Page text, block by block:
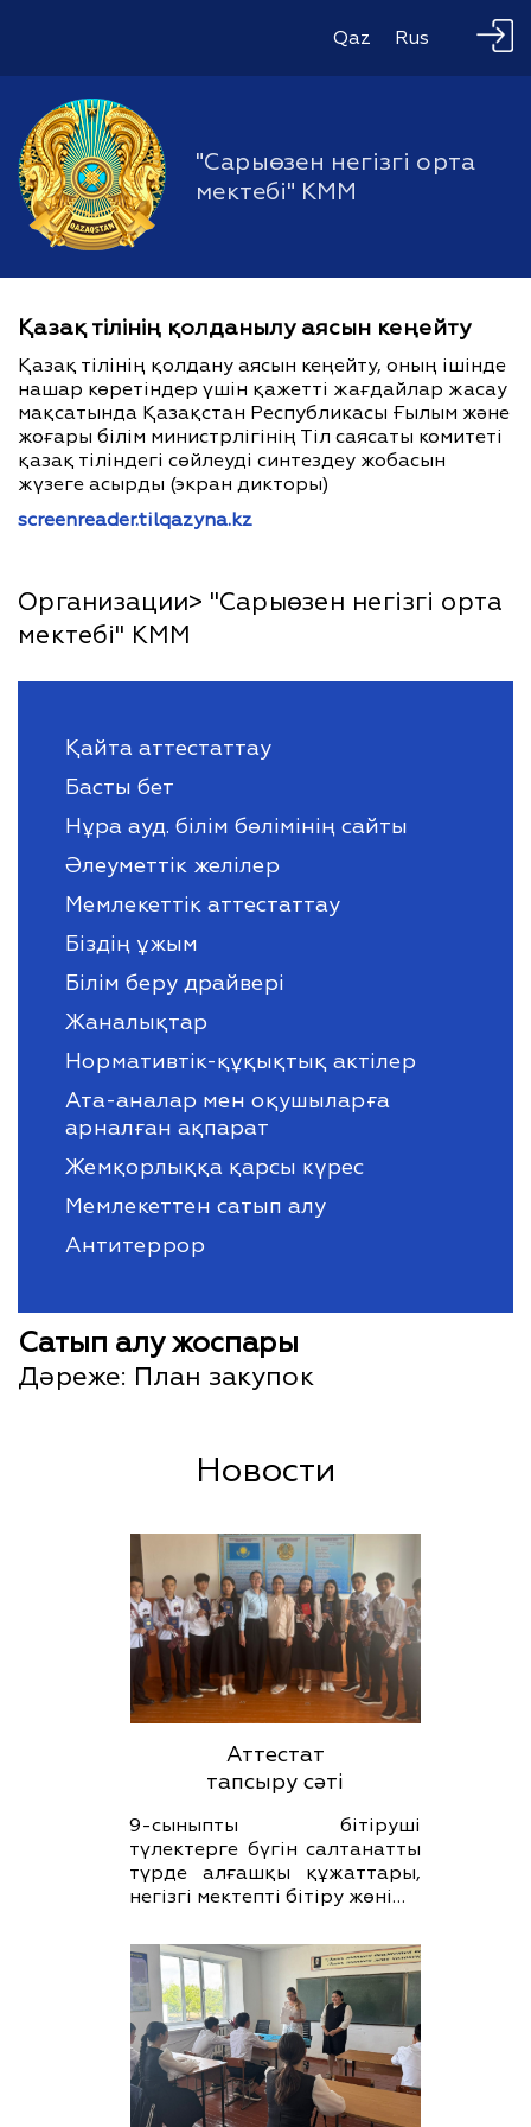
Qaz Rus
"Сарыөзен негізгі орта
мектебі" КММ
Қазақ тілінің қолданылу аясын кеңейту
Қазақ тілінің қолдану аясын кеңейту, оның ішінде
нашар көретіндер үшін қажетті жағдайлар жасау
мақсатында Қазақстан Республикасы Ғылым және
жоғары білім министрлігінің Тіл саясаты комитеті
қазақ тіліндегі сөйлеуді синтездеу жобасын
жүзеге асырды (экран дикторы)
screenreader.tilqazyna.kz
Организации> "Сарыөзен негізгі орта
мектебі" КММ
Қайта аттестаттау
Басты бет
Нұра ауд. білім бөлімінің сайты
Әлеуметтік желілер
Мемлекеттік аттестаттау
Біздің ұжым
Білім беру драйвері
Жаналықтар
Нормативтік-құқықтық актілер
Ата-аналар мен оқушыларға
арналған ақпарат
Жемқорлыққа қарсы күрес
Мемлекеттен сатып алу
Антитеррор
Сатып алу жоспары
Дәреже: План закупок
Новости
Аттестат
тапсыру сәті
9-сыныпты бітіруші
түлектерге бүгін салтанатты
түрде алғашқы құжаттары,
негізгі мектепті бітіру жөні…